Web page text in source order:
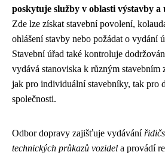
poskytuje služby v oblasti výstavby a
Zde lze získat stavební povolení,
ohlášení stavby nebo požádat o vydání
Stavební úřad také kontroluje
vydává stanoviska k různým stavebním
jak pro individuální stavebníky, tak pro
společnosti.
Odbor dopravy zajišťuje vydávání
technických průkazů vozidel a provádí